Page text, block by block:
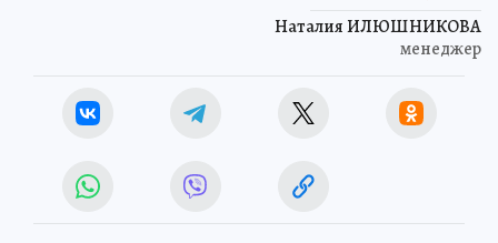
Наталия ИЛЮШНИКОВА
менеджер